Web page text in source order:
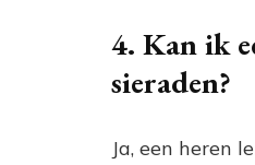
4. Kan ik
sieraden?
Ja, een heren